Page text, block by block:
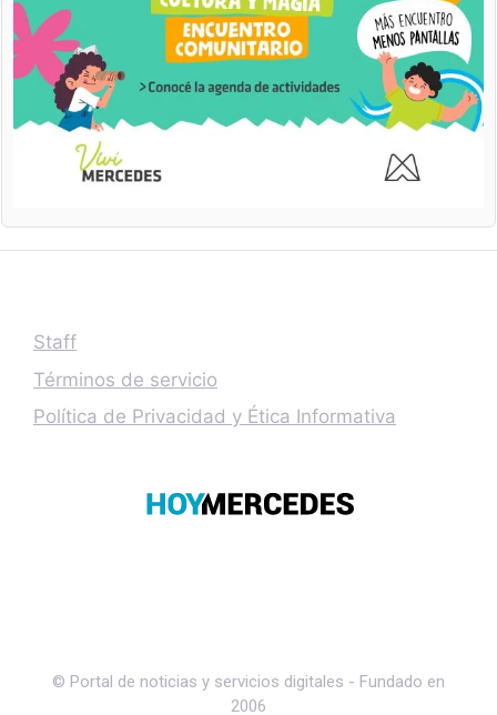
Staff
Términos de servicio
Política de Privacidad y Ética Informativa
© Portal de noticias y servicios digitales - Fundado en
2006